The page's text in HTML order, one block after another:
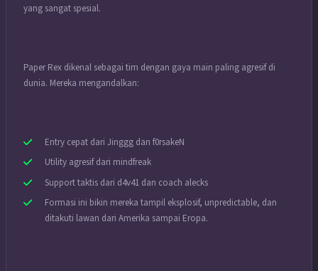
yang sangat spesial.
Paper Rex dikenal sebagai tim dengan gaya main paling agresif di
dunia. Mereka mengandalkan:
Entry cepat dari Jinggg dan f0rsakeN
Utility agresif dari mindfreak
Support taktis dari d4v41 dan coach alecks
Formasi ini bikin mereka tampil eksplosif, unpredictable, dan
ditakuti lawan dari Amerika sampai Eropa.